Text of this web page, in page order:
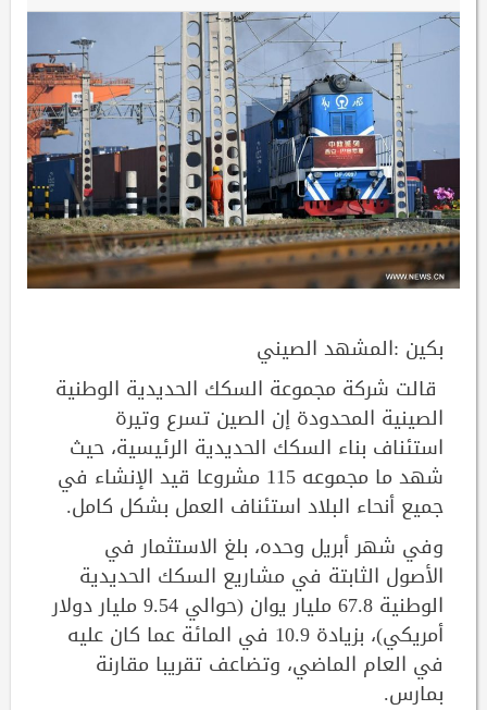
بكين :المشهد الصيني
قالت شركة مجموعة السكك الحديدية الوطنية
الصينية المحدودة إن الصين تسرع وتيرة
استئناف بناء السكك الحديدية الرئيسية، حيث
شهد ما مجموعه 115 مشروعا قيد الإنشاء في
جميع أنحاء البلاد استئناف العمل بشكل كامل.
وفي شهر أبريل وحده، بلغ الاستثمار في
الأصول الثابتة في مشاريع السكك الحديدية
الوطنية 67.8 مليار يوان (حوالي 9.54 مليار دولار
أمريكي)، بزيادة 10.9 في المائة عما كان عليه
في العام الماضي، وتضاعف تقريبا مقارنة
بمارس.